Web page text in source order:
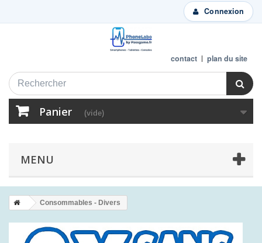
Connexion
contact plan du site
Panier (vide)
MENU
Consommables - Divers